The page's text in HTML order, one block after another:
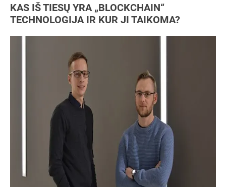
KAS IŠ TIESŲ YRA „BLOCKCHAIN“
TECHNOLOGIJA IR KUR JI TAIKOMA?